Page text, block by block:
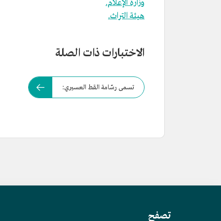
وزارة الإعلام.
هيئة التراث.
الاختبارات ذات الصلة
تسمى رسّامة القط العسيري:
تصفح